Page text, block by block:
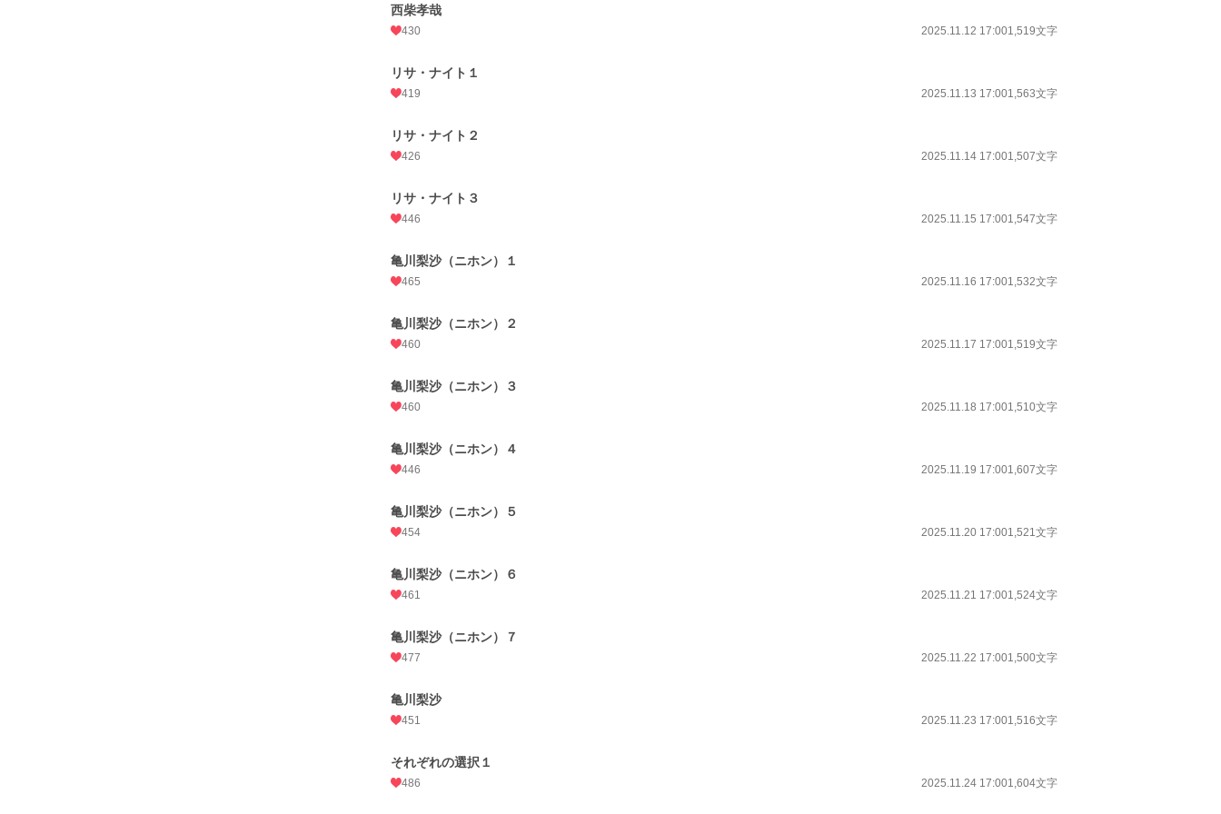
西柴孝哉
430 2025.11.12 17:001,519文字
リサ・ナイト１
419 2025.11.13 17:001,563文字
リサ・ナイト２
426 2025.11.14 17:001,507文字
リサ・ナイト３
446 2025.11.15 17:001,547文字
亀川梨沙（ニホン）１
465 2025.11.16 17:001,532文字
亀川梨沙（ニホン）２
460 2025.11.17 17:001,519文字
亀川梨沙（ニホン）３
460 2025.11.18 17:001,510文字
亀川梨沙（ニホン）４
446 2025.11.19 17:001,607文字
亀川梨沙（ニホン）５
454 2025.11.20 17:001,521文字
亀川梨沙（ニホン）６
461 2025.11.21 17:001,524文字
亀川梨沙（ニホン）７
477 2025.11.22 17:001,500文字
亀川梨沙
451 2025.11.23 17:001,516文字
それぞれの選択１
486 2025.11.24 17:001,604文字